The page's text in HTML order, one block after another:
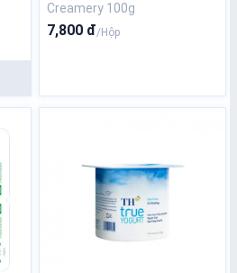
Creamery 100g
7,800 đ/Hộp